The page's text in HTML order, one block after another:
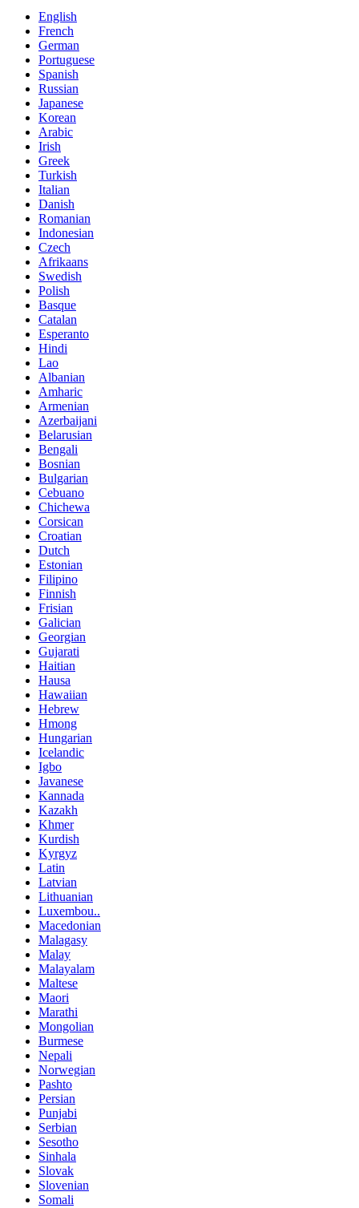
English
French
German
Portuguese
Spanish
Russian
Japanese
Korean
Arabic
Irish
Greek
Turkish
Italian
Danish
Romanian
Indonesian
Czech
Afrikaans
Swedish
Polish
Basque
Catalan
Esperanto
Hindi
Lao
Albanian
Amharic
Armenian
Azerbaijani
Belarusian
Bengali
Bosnian
Bulgarian
Cebuano
Chichewa
Corsican
Croatian
Dutch
Estonian
Filipino
Finnish
Frisian
Galician
Georgian
Gujarati
Haitian
Hausa
Hawaiian
Hebrew
Hmong
Hungarian
Icelandic
Igbo
Javanese
Kannada
Kazakh
Khmer
Kurdish
Kyrgyz
Latin
Latvian
Lithuanian
Luxembou..
Macedonian
Malagasy
Malay
Malayalam
Maltese
Maori
Marathi
Mongolian
Burmese
Nepali
Norwegian
Pashto
Persian
Punjabi
Serbian
Sesotho
Sinhala
Slovak
Slovenian
Somali